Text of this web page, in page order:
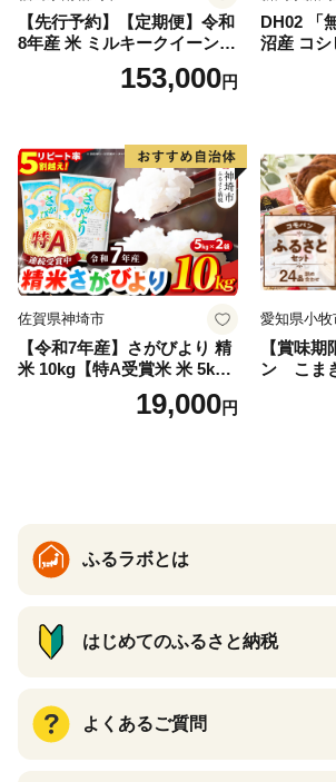
【先行予約】【定期便】令和
8年産 米 ミルキークイーン
白米 45kg (5kg×9回) | ミルキ
ークイーン 米5kg 福島 福島
福島県 南相馬市 cu006-ae
153,000円
DH02 「
沼産 コシ
しひかり
味しい
佐賀県神埼市
【令和7年産】さがびより 精
米 10kg【特A受賞米 米 5kg×
2袋 お米 コメ こめ 国産 美味
しい ブランド米 人気 ランキ
19,000円
愛知県小牧
【賞味
ン こま
（24個
保存食
ふるラボとは
はじめてのふるさと納税
よくあるご質問